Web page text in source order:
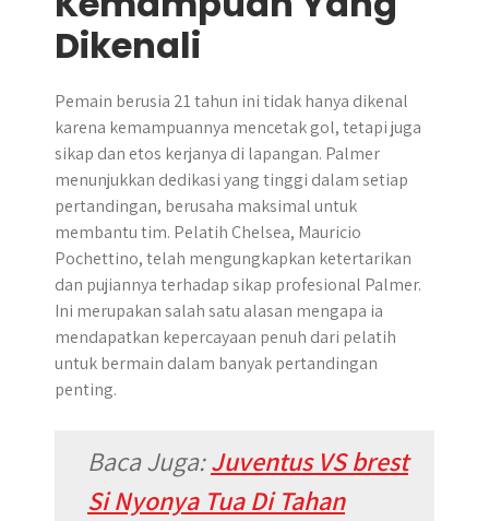
Dikenali
Pemain berusia 21 tahun ini tidak hanya dikenal
karena kemampuannya mencetak gol, tetapi juga
sikap dan etos kerjanya di lapangan. Palmer
menunjukkan dedikasi yang tinggi dalam setiap
pertandingan, berusaha maksimal untuk
membantu tim. Pelatih Chelsea, Mauricio
Pochettino, telah mengungkapkan ketertarikan
dan pujiannya terhadap sikap profesional Palmer.
Ini merupakan salah satu alasan mengapa ia
mendapatkan kepercayaan penuh dari pelatih
untuk bermain dalam banyak pertandingan
penting.
Baca Juga:Juventus VS brest
Si Nyonya Tua Di Tahan